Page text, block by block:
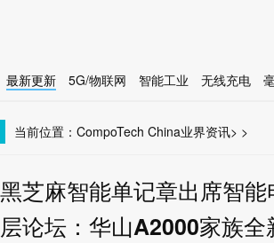
最新更新 5G/物联网 智能工业 无线充电
当前位置： CompoTech China >
业界资讯 >
黑芝麻智能单记章出席智
层论坛：华山A2000家族全